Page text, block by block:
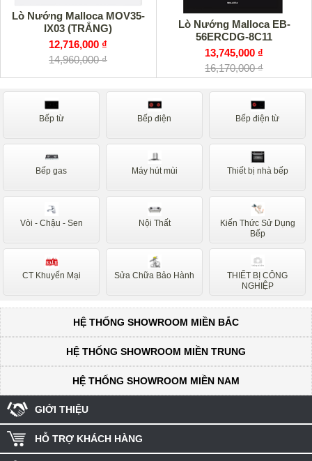
Lò Nướng Malloca MOV35-
IX03 (TRẮNG)
12,716,000 ₫
14,960,000 ₫
Lò Nướng Malloca EB-
56ERCDG-8C11
13,745,000 ₫
16,170,000 ₫
Bếp từ Bếp điện Bếp điện từ
Bếp gas Máy hút mùi Thiết bị nhà bếp
Vòi - Chậu - Sen Nội Thất
Kiến Thức Sử Dụng
Bếp
CT Khuyến Mại Sửa Chữa Bảo Hành
THIẾT BỊ CÔNG
NGHIỆP
HỆ THỐNG SHOWROOM MIỀN BẮC
HỆ THỐNG SHOWROOM MIỀN TRUNG
HỆ THỐNG SHOWROOM MIỀN NAM
GIỚI THIỆU
HỖ TRỢ KHÁCH HÀNG